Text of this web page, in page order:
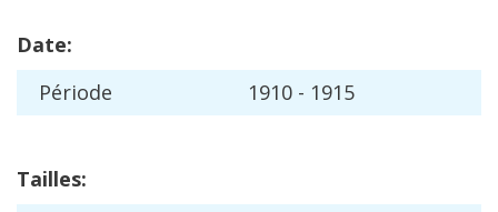
Date:
Période 1910 - 1915
Tailles: